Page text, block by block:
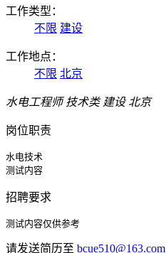
工作类型：
不限 建设
工作地点：
不限 北京
水电工程师 技术类 建设 北京
岗位职责
水电技术
测试内容
招聘要求
测试内容仅供参考
请发送简历至 bcue510@163.com